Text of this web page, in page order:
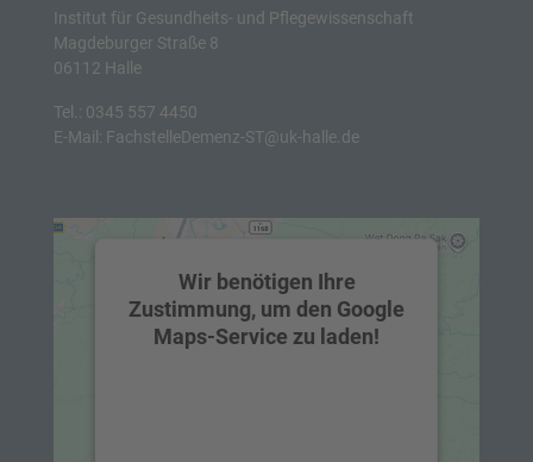
Institut für Gesundheits- und Pflegewissenschaft
Magdeburger Straße 8
06112 Halle
Tel.: 0345 557 4450
E-Mail: FachstelleDemenz-ST@uk-halle.de
Wir benötigen Ihre
Zustimmung, um den Google
Maps-Service zu laden!